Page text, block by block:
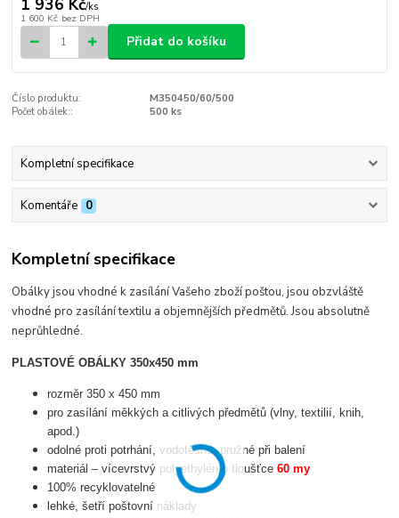
/ks
1 600 Kč bez DPH
Přidat do košíku
Číslo produktu:
M350450/60/500
Počet obálek::
500 ks
Kompletní specifikace
Komentáře 0
Kompletní specifikace
Obálky jsou vhodné k zasílání Vašeho zboží poštou, jsou obzvláště
vhodné pro zasílání textilu a objemnějších předmětů. Jsou absolutně
neprůhledné.
PLASTOVÉ OBÁLKY 350x450 mm
rozměr 350 x 450 mm
pro zasílání měkkých a citlivých předmětů (vlny, textilií, knih,
apod.)
odolné proti potrhání, vodotěsné, pružné při balení
materiál – vícevrstvý polyethylén o tloušťce60 my
100% recyklovatelné
lehké, šetří poštovní náklady